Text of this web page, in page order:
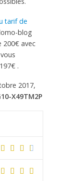
tarif de
blog
200€ avec
.
2017,
X49TM2P